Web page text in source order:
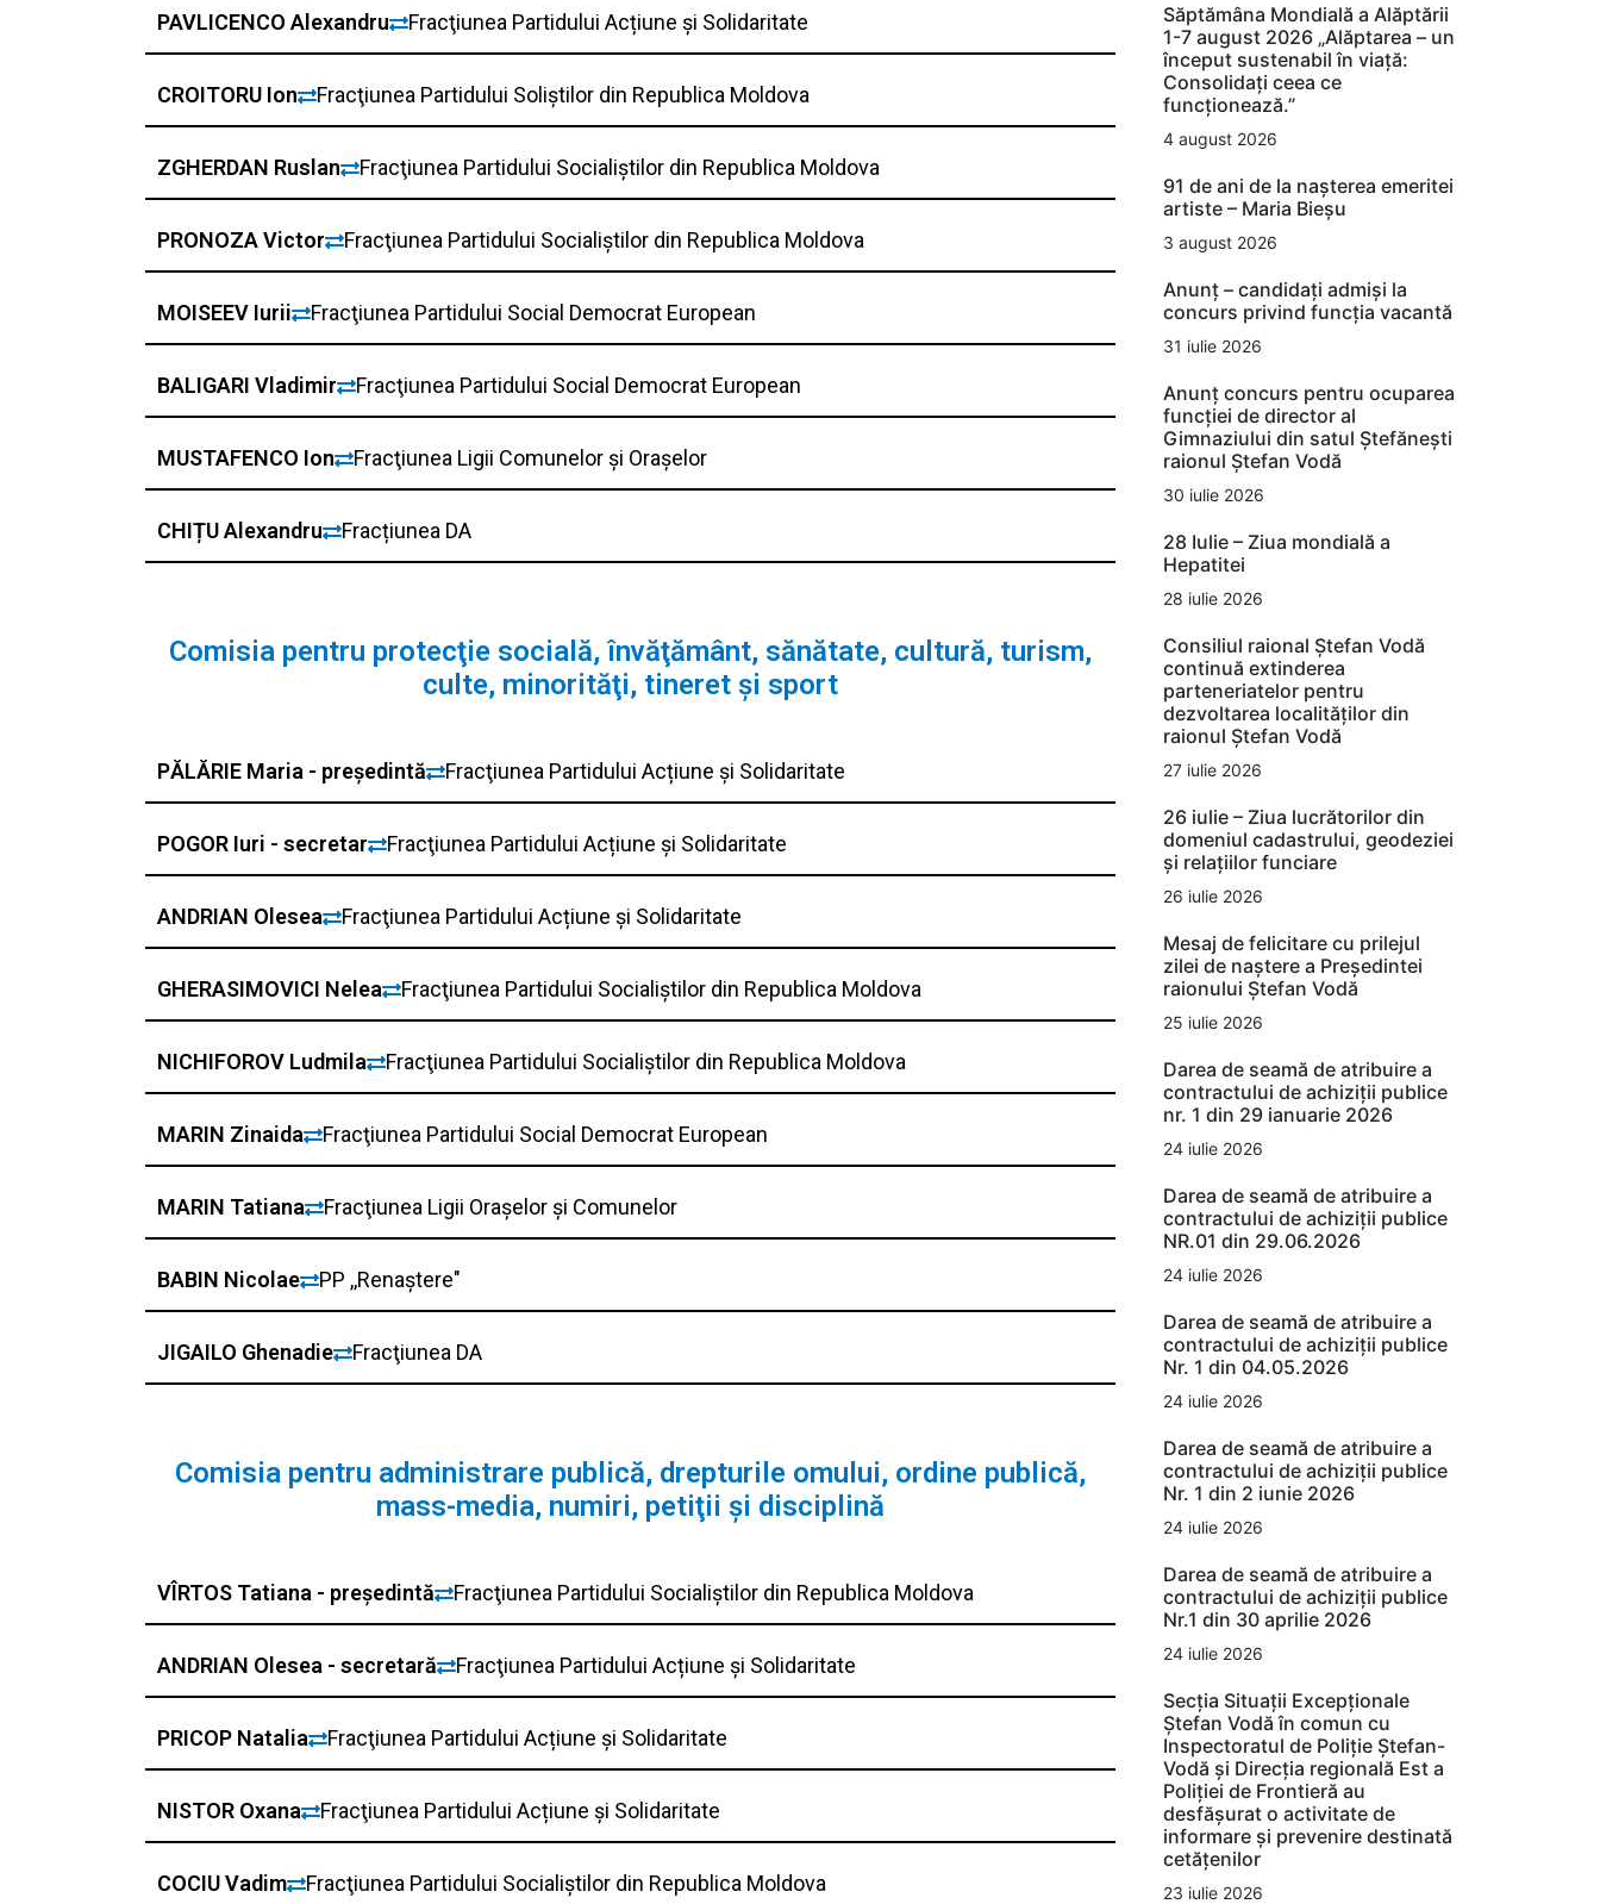
PAVLICENCO Alexandru Fracţiunea Partidului Acțiune și Solidaritate
CROITORU Ion Fracţiunea Partidului Soliștilor din Republica Moldova
ZGHERDAN Ruslan Fracţiunea Partidului Socialiștilor din Republica Moldova
PRONOZA Victor Fracţiunea Partidului Socialiștilor din Republica Moldova
MOISEEV Iurii Fracţiunea Partidului Social Democrat European
BALIGARI Vladimir Fracţiunea Partidului Social Democrat European
MUSTAFENCO Ion Fracţiunea Ligii Comunelor și Orașelor
CHIȚU Alexandru Fracțiunea DA
Comisia pentru protecţie socială, învăţământ, sănătate, cultură, turism,
culte, minorităţi, tineret şi sport
PĂLĂRIE Maria - președintă Fracţiunea Partidului Acțiune și Solidaritate
POGOR Iuri - secretar Fracţiunea Partidului Acțiune și Solidaritate
ANDRIAN Olesea Fracţiunea Partidului Acțiune și Solidaritate
GHERASIMOVICI Nelea Fracţiunea Partidului Socialiștilor din Republica Moldova
NICHIFOROV Ludmila Fracţiunea Partidului Socialiștilor din Republica Moldova
MARIN Zinaida Fracţiunea Partidului Social Democrat European
MARIN Tatiana Fracţiunea Ligii Orașelor și Comunelor
BABIN Nicolae PP ,,Renaștere"
JIGAILO Ghenadie Fracţiunea DA
Comisia pentru administrare publică, drepturile omului, ordine publică,
mass-media, numiri, petiţii şi disciplină
VÎRTOS Tatiana - președintă Fracţiunea Partidului Socialiștilor din Republica Moldova
ANDRIAN Olesea - secretară Fracţiunea Partidului Acțiune și Solidaritate
PRICOP Natalia Fracţiunea Partidului Acțiune și Solidaritate
NISTOR Oxana Fracţiunea Partidului Acțiune și Solidaritate
COCIU Vadim Fracţiunea Partidului Socialiștilor din Republica Moldova
Săptămâna Mondială a Alăptării
1-7 august 2026 „Alăptarea – un
început sustenabil în viață:
Consolidați ceea ce
funcționează.”
4 august 2026
91 de ani de la nașterea emeritei
artiste – Maria Bieșu
3 august 2026
Anunț – candidați admiși la
concurs privind funcția vacantă
31 iulie 2026
Anunț concurs pentru ocuparea
funcției de director al
Gimnaziului din satul Ștefănești
raionul Ștefan Vodă
30 iulie 2026
28 Iulie – Ziua mondială a
Hepatitei
28 iulie 2026
Consiliul raional Ștefan Vodă
continuă extinderea
parteneriatelor pentru
dezvoltarea localităților din
raionul Ștefan Vodă
27 iulie 2026
26 iulie – Ziua lucrătorilor din
domeniul cadastrului, geodeziei
și relațiilor funciare
26 iulie 2026
Mesaj de felicitare cu prilejul
zilei de naștere a Președintei
raionului Ștefan Vodă
25 iulie 2026
Darea de seamă de atribuire a
contractului de achiziții publice
nr. 1 din 29 ianuarie 2026
24 iulie 2026
Darea de seamă de atribuire a
contractului de achiziții publice
NR.01 din 29.06.2026
24 iulie 2026
Darea de seamă de atribuire a
contractului de achiziții publice
Nr. 1 din 04.05.2026
24 iulie 2026
Darea de seamă de atribuire a
contractului de achiziții publice
Nr. 1 din 2 iunie 2026
24 iulie 2026
Darea de seamă de atribuire a
contractului de achiziții publice
Nr.1 din 30 aprilie 2026
24 iulie 2026
Secția Situații Excepționale
Ștefan Vodă în comun cu
Inspectoratul de Poliție Ștefan-
Vodă și Direcția regională Est a
Poliției de Frontieră au
desfășurat o activitate de
informare și prevenire destinată
cetățenilor
23 iulie 2026